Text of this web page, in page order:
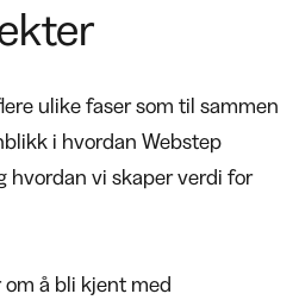
ulike faser som til sammen
i hvordan Webstep
hvordan vi skaper verdi for
å bli kjent med